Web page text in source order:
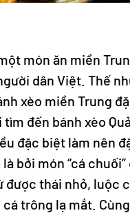
món ăn miền
dân Việt. Thế
xèo miền Trung
đến bánh xèo
đặc biệt làm nên
bởi món “cá
được thái nhỏ, luộc
trông lạ mắt.